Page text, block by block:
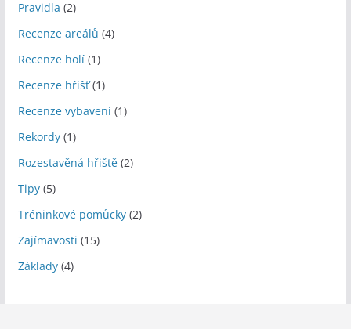
Pravidla (2)
Recenze areálů (4)
Recenze holí(1)
Recenze hřišť(1)
Recenze vybavení(1)
Rekordy(1)
Rozestavěná hřiště(2)
Tipy(5)
Tréninkové pomůcky(2)
Zajímavosti (15)
Základy(4)